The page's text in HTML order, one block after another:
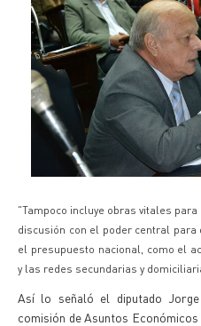
"Tampoco incluye obras vitales
discusión con el poder central para
el presupuesto nacional, como el
y las redes secundarias y
Así lo señaló el diputado
comisión de Asuntos